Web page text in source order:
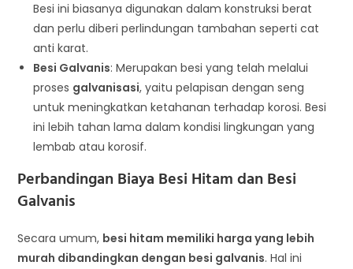
Besi ini biasanya digunakan dalam konstruksi berat
dan perlu diberi perlindungan tambahan seperti cat
anti karat.
Besi Galvanis: Merupakan besi yang telah melalui
proses galvanisasi, yaitu pelapisan dengan seng
untuk meningkatkan ketahanan terhadap korosi. Besi
ini lebih tahan lama dalam kondisi lingkungan yang
lembab atau korosif.
Perbandingan Biaya Besi Hitam dan Besi
Galvanis
Secara umum, besi hitam memiliki harga yang lebih
murah dibandingkan dengan besi galvanis. Hal ini